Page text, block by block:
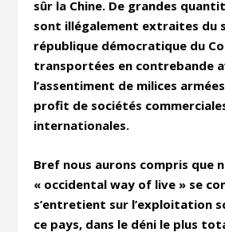
sûr la Chine. De grandes
sont illégalement extraites du
république démocratique du
transportées en contrebande
l’assentiment de milices
profit de sociétés
internationales.
Bref nous aurons compris que
« occidental way of live » se
s’entretient sur l’exploitation
ce pays, dans le déni le plus